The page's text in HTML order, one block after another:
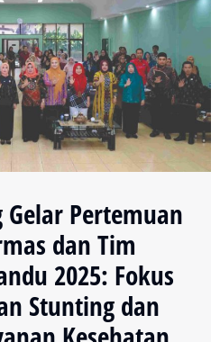
Gelar Pertemuan
dan Tim
2025: Fokus
Stunting dan